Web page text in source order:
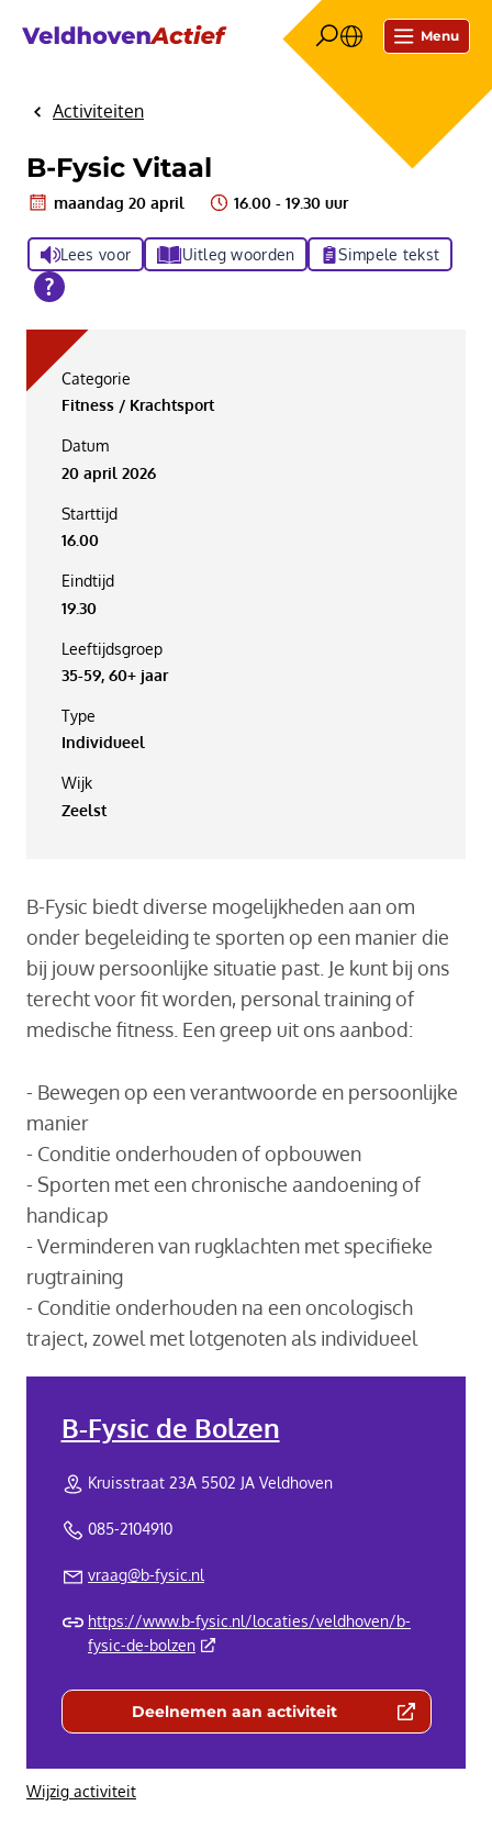
Menu
HomeActiviteiten
B-Fysic Vitaal
maandag 20 april 16.00 - 19.30 uur
Lees voor Uitleg woorden Simpele tekst
Categorie
Fitness / Krachtsport
Datum
20 april 2026
Starttijd
16.00
Eindtijd
19.30
Leeftijdsgroep
35-59, 60+ jaar
Type
Individueel
Wijk
Zeelst
B-Fysic biedt diverse mogelijkheden aan om
onder begeleiding te sporten op een manier die
bij jouw persoonlijke situatie past. Je kunt bij ons
terecht voor fit worden, personal training of
medische fitness. Een greep uit ons aanbod:
- Bewegen op een verantwoorde en persoonlijke
manier
- Conditie onderhouden of opbouwen
- Sporten met een chronische aandoening of
handicap
- Verminderen van rugklachten met specifieke
rugtraining
- Conditie onderhouden na een oncologisch
traject, zowel met lotgenoten als individueel
B-Fysic de Bolzen
Kruisstraat 23A 5502 JA Veldhoven
085-2104910
vraag@b-fysic.nl
https://www.b-fysic.nl/locaties/veldhoven/b-
fysic-de-bolzen(Deze link gaat naar een externe website)
Deelnemen aan activiteit(Deze link gaat naar een externe
Wijzig activiteit